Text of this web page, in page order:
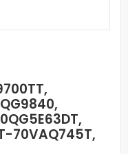
70VAQ745T,